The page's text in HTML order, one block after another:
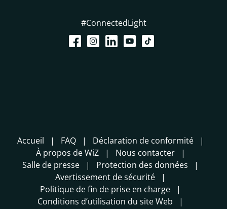
#ConnectedLight
Accueil FAQ
Déclaration de conformité
À propos de WiZ
Nous contacter
Salle de presse
Protection des données
Avertissement de sécurité
Politique de fin de prise en charge
Conditions d’utilisation du site Web